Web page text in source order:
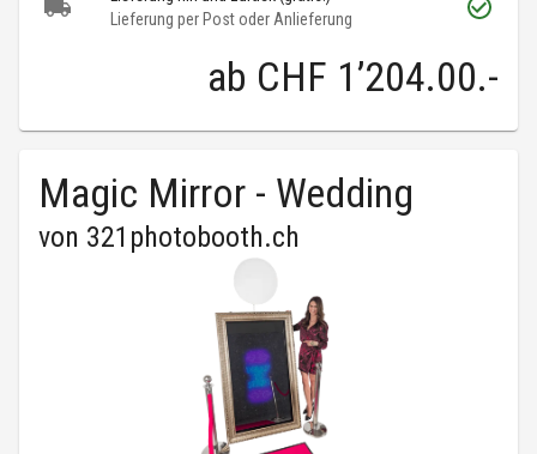
Lieferung per Post oder Anlieferung
ab CHF 1’204.00.-
Magic Mirror - Wedding
von 321photobooth.ch